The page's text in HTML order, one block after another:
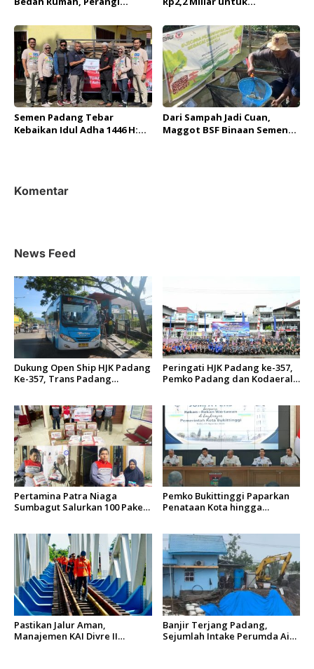
Terdekat
4.400 Warga Siap Terima
Manfaat!
Semen Padang Tebar
Kebaikan Idul Adha 1446 H:
Dari Sampah Jadi Cuan,
Maggot BSF Binaan Semen
Komentar
News Feed
Dukung Open Ship HJK Padang
Ke-357, Trans Padang
Peringati HJK Padang ke-357,
Pemko Padang dan Kodaeral
Pertamina Patra Niaga
Sumbagut Salurkan 100 Paket
Pemko Bukittinggi Paparkan
Penataan Kota hingga
Pastikan Jalur Aman,
Manajemen KAI Divre II
Banjir Terjang Padang,
Sejumlah Intake Perumda Air